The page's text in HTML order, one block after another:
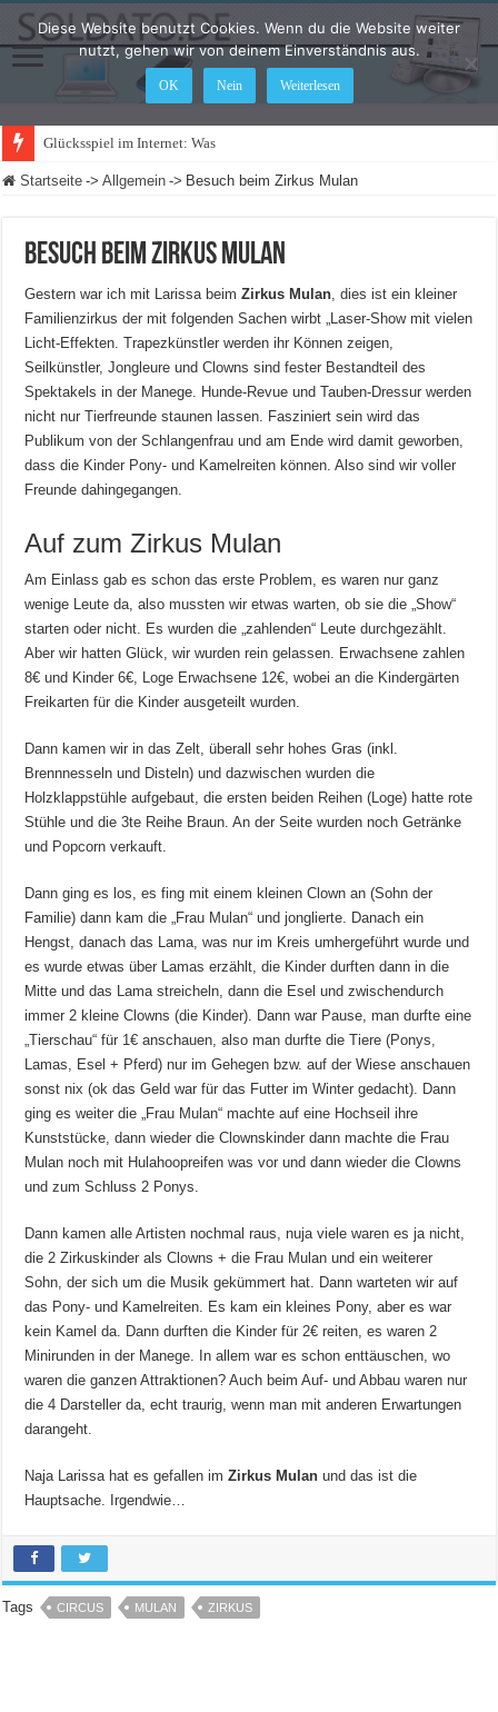
Glücksspiel im Internet: Was ändert sich 20
Startseite -> Allgemein -> Besuch beim Zirkus Mulan
Besuch beim Zirkus Mulan
Gestern war ich mit Larissa beimZirkus Mulan , dies ist ein kleiner
Familienzirkus der mit folgenden Sachen wirbt „Laser-Show mit vielen
Licht-Effekten. Trapezkünstler werden ihr Können zeigen,
Seilkünstler, Jongleure und Clowns sind fester Bestandteil des
Spektakels in der Manege. Hunde-Revue und Tauben-Dressur werden
nicht nur Tierfreunde staunen lassen. Fasziniert sein wird das
Publikum von der Schlangenfrau und am Ende wird damit geworben,
dass die Kinder Pony- und Kamelreiten können. Also sind wir voller
Freunde dahingegangen.
Auf zum Zirkus Mulan
Am Einlass gab es schon das erste Problem, es waren nur ganz
wenige Leute da, also mussten wir etwas warten, ob sie die „Show“
starten oder nicht. Es wurden die „zahlenden“ Leute durchgezählt.
Aber wir hatten Glück, wir wurden rein gelassen. Erwachsene zahlen
8€ und Kinder 6€, Loge Erwachsene 12€, wobei an die Kindergärten
Freikarten für die Kinder ausgeteilt wurden.
Dann kamen wir in das Zelt, überall sehr hohes Gras (inkl.
Brennnesseln und Disteln) und dazwischen wurden die
Holzklappstühle aufgebaut, die ersten beiden Reihen (Loge) hatte rote
Stühle und die 3te Reihe Braun. An der Seite wurden noch Getränke
und Popcorn verkauft.
Dann ging es los, es fing mit einem kleinen Clown an (Sohn der
Familie) dann kam die „Frau Mulan“ und jonglierte. Danach ein
Hengst, danach das Lama, was nur im Kreis umhergeführt wurde und
es wurde etwas über Lamas erzählt, die Kinder durften dann in die
Mitte und das Lama streicheln, dann die Esel und zwischendurch
immer 2 kleine Clowns (die Kinder). Dann war Pause, man durfte eine
„Tierschau“ für 1€ anschauen, also man durfte die Tiere (Ponys,
Lamas, Esel + Pferd) nur im Gehegen bzw. auf der Wiese anschauen
sonst nix (ok das Geld war für das Futter im Winter gedacht). Dann
ging es weiter die „Frau Mulan“ machte auf eine Hochseil ihre
Kunststücke, dann wieder die Clownskinder dann machte die Frau
Mulan noch mit Hulahoopreifen was vor und dann wieder die Clowns
und zum Schluss 2 Ponys.
Dann kamen alle Artisten nochmal raus, nuja viele waren es ja nicht,
die 2 Zirkuskinder als Clowns + die Frau Mulan und ein weiterer
Sohn, der sich um die Musik gekümmert hat. Dann warteten wir auf
das Pony- und Kamelreiten. Es kam ein kleines Pony, aber es war
kein Kamel da. Dann durften die Kinder für 2€ reiten, es waren 2
Minirunden in der Manege. In allem war es schon enttäuschen, wo
waren die ganzen Attraktionen? Auch beim Auf- und Abbau waren nur
die 4 Darsteller da, echt traurig, wenn man mit anderen Erwartungen
darangeht.
Naja Larissa hat es gefallen imZirkus Mulan und das ist die
Hauptsache. Irgendwie…
Tags CIRCUS MULAN ZIRKUS
Diese Website benutzt Cookies. Wenn du die Website weiter
nutzt, gehen wir von deinem Einverständnis aus.
OK Nein Weiterlesen